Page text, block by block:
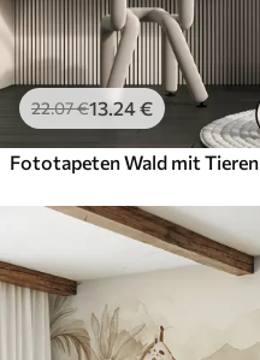
22.07€13.24€
Fototapeten Wald mit Tieren